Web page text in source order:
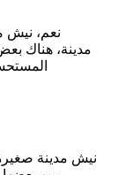
نعم، نيش
مدينة، هناك
نيش مدينة